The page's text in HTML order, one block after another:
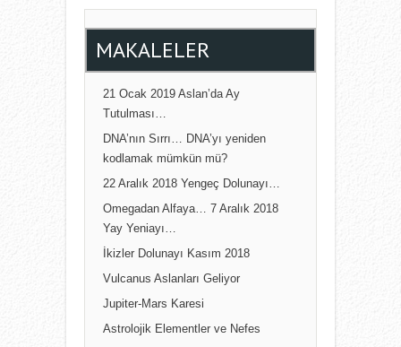
MAKALELER
21 Ocak 2019 Aslan’da Ay
Tutulması…
DNA’nın Sırrı… DNA’yı yeniden
kodlamak mümkün mü?
22 Aralık 2018 Yengeç Dolunayı…
Omegadan Alfaya… 7 Aralık 2018
Yay Yeniayı…
İkizler Dolunayı Kasım 2018
Vulcanus Aslanları Geliyor
Jupiter-Mars Karesi
Astrolojik Elementler ve Nefes